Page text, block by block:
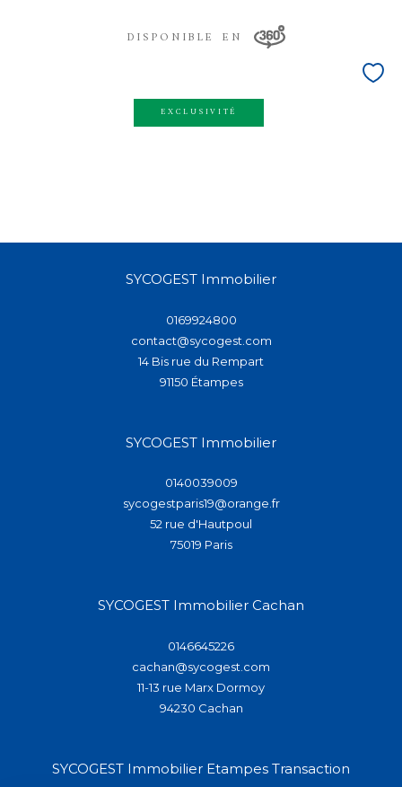
DISPONIBLE EN
EXCLUSIVITÉ
SYCOGEST Immobilier
0169924800
contact@sycogest.com
14 Bis rue du Rempart
91150
étampes
SYCOGEST Immobilier
0140039009
sycogestparis19@orange.fr
52 rue d'Hautpoul
75019
paris
SYCOGEST Immobilier Cachan
0146645226
cachan@sycogest.com
11-13 rue Marx Dormoy
94230
cachan
SYCOGEST Immobilier Etampes Transaction